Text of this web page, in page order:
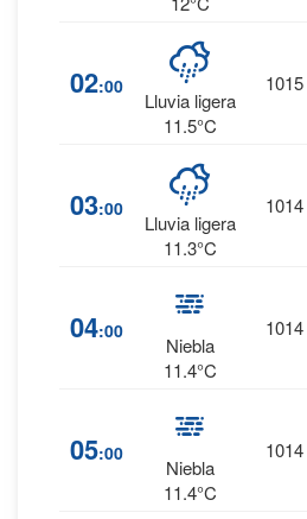
02:00
Lluvia ligera
11.5°C
1015
03:00
Lluvia ligera
11.3°C
1014
04:00
Niebla
11.4°C
1014
05:00
Niebla
11.4°C
1014